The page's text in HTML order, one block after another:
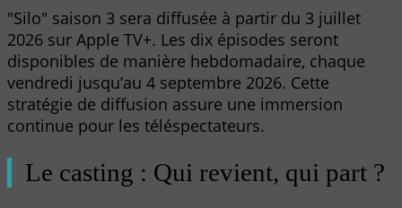
"Silo" saison 3 sera diffusée à partir du 3 juillet
2026 sur Apple TV+. Les dix épisodes seront
disponibles de manière hebdomadaire, chaque
vendredi jusqu’au 4 septembre 2026. Cette
stratégie de diffusion assure une immersion
continue pour les téléspectateurs.
Le casting : Qui revient, qui part ?